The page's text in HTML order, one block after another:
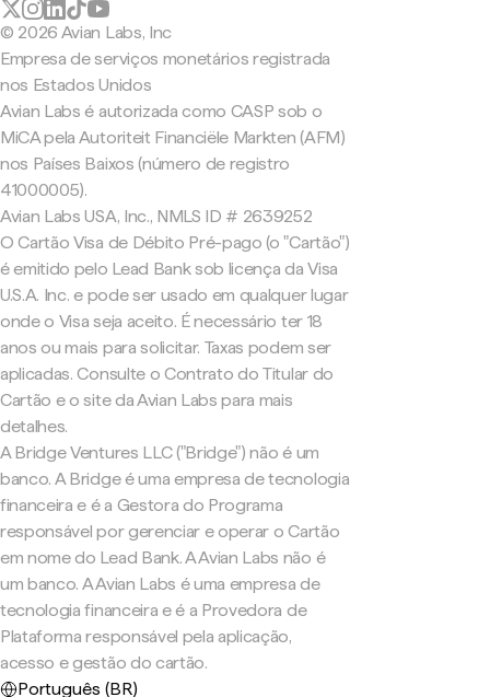
© 2026 Avian Labs, Inc
Empresa de serviços monetários registrada
nos Estados Unidos
Avian Labs é autorizada como CASP sob o
MiCA pela Autoriteit Financiële Markten (AFM)
nos Países Baixos (número de registro
41000005).
Avian Labs USA, Inc., NMLS ID # 2639252
O Cartão Visa de Débito Pré-pago (o "Cartão")
é emitido pelo Lead Bank sob licença da Visa
U.S.A. Inc. e pode ser usado em qualquer lugar
onde o Visa seja aceito. É necessário ter 18
anos ou mais para solicitar. Taxas podem ser
aplicadas. Consulte o Contrato do Titular do
Cartão e o site da Avian Labs para mais
detalhes.
A Bridge Ventures LLC ("Bridge") não é um
banco. A Bridge é uma empresa de tecnologia
financeira e é a Gestora do Programa
responsável por gerenciar e operar o Cartão
em nome do Lead Bank. A Avian Labs não é
um banco. A Avian Labs é uma empresa de
tecnologia financeira e é a Provedora de
Plataforma responsável pela aplicação,
acesso e gestão do cartão.
Português (BR)